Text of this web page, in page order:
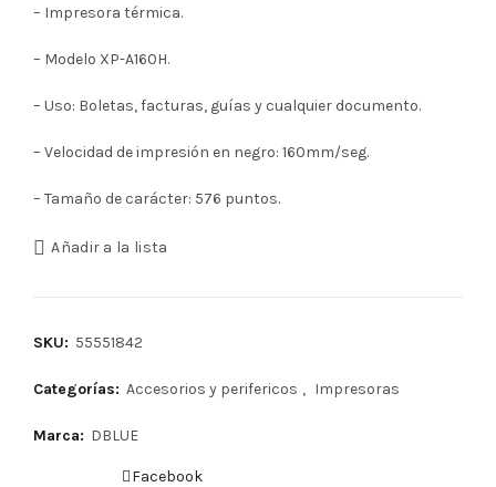
– Impresora térmica.
– Modelo XP-A160H.
– Uso: Boletas, facturas, guías y cualquier documento.
– Velocidad de impresión en negro: 160mm/seg.
– Tamaño de carácter: 576 puntos.
Añadir a la lista
SKU: 55551842
Categorías: Accesorios y perifericos , Impresoras
Marca: DBLUE
Facebook